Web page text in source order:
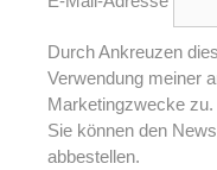
Durch Ankreuzen
Verwendung meiner
Marketingzwecke zu.
Sie können den
abbestellen.